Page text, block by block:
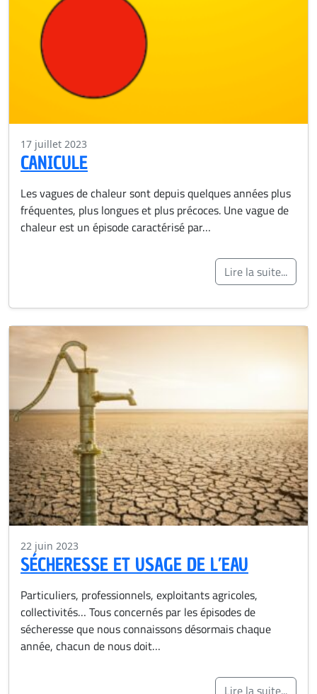
17 juillet 2023
CANICULE
Les vagues de chaleur sont depuis quelques années plus
fréquentes, plus longues et plus précoces. Une vague de
chaleur est un épisode caractérisé par…
Lire la suite...
22 juin 2023
SÉCHERESSE ET USAGE DE L’EAU
Particuliers, professionnels, exploitants agricoles,
collectivités… Tous concernés par les épisodes de
sécheresse que nous connaissons désormais chaque
année, chacun de nous doit…
Lire la suite...